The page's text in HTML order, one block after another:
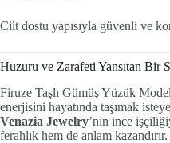
Cilt dostu yapısıyla güvenli ve
Huzuru ve Zarafeti Yansıtan Bir
Firuze Taşlı Gümüş Yüzük
enerjisini hayatında taşımak
Venazia Jewelry’nin ince
ferahlık hem de anlam kazandırır.